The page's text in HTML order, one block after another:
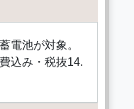
電池が対象。
込み・税抜14.